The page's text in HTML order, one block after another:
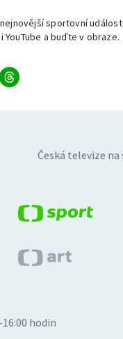
sportovní
YouTube a buďte v obraze.
Česká televize
hodin